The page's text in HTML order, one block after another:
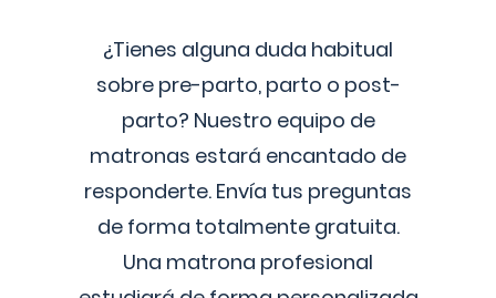
¿Tienes alguna duda habitual
sobre pre-parto, parto o post-
parto? Nuestro equipo de
matronas estará encantado de
responderte. Envía tus preguntas
de forma totalmente gratuita.
Una matrona profesional